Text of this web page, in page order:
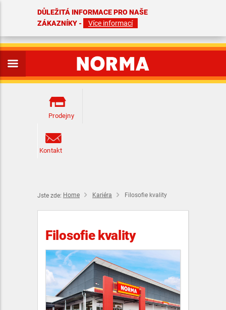
DŮLEŽITÁ INFORMACE PRO NAŠE
ZÁKAZNÍKY -
Více informací
Prodejny
Kontakt
Jste zde: Home Kariéra Filosofie kvality
Filosofie kvality